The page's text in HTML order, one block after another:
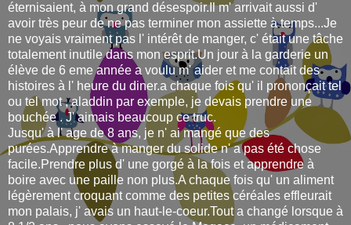
éternisaient, à mon grand désespoir.Il m' arrivait aussi d'
avoir très peur de ne pas terminer mon assiette à temps...Je
ne voyais vraiment pas l' intérêt de manger, c' était une tâche
totalement inutile dans mon esprit.Un jour à la garderie un
élève de 6 eme année a voulu m' aider et me contait des
histoires à l' heure du diner.a chaque fois qu' il prononçait tel
ou tel mot , aladdin par exemple, je devais prendre une
bouchée . J' aimais beaucoup ce truc.
Jusqu' à l' age de 8 ans, je n' ai mangé que des
purées.Apprendre à manger du solide n' a pas été chose
facile.Prendre plus d' une gorgé à la fois et apprendre à
boire avec une paille non plus.A chaque fois qu' un aliment
légèrement croquant comme des petites céréales effleurait
mon palais, j' avais un haut-le-coeur.Tout a changé lorsque à